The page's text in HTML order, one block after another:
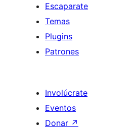
Escaparate
Temas
Plugins
Patrones
Involúcrate
Eventos
Donar ↗